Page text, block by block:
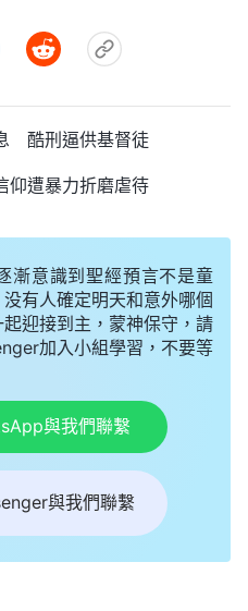
酷刑逼供基督徒
仰遭暴力折磨虐待
漸意識到聖經預言不是童
有人確定明天和意外哪個
迎接到主，蒙神保守，請
加入小組學習，不要等
與我們聯繫
與我們聯繫